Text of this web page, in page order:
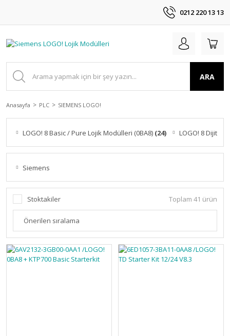
0212 220 13 13
ARA
Anasayfa PLC SIEMENS LOGO!
LOGO! 8 Basic / Pure Lojik Modülleri (0BA8) (24) LOGO! 8 Dijital
Siemens
Stoktakiler Toplam 41 ürün